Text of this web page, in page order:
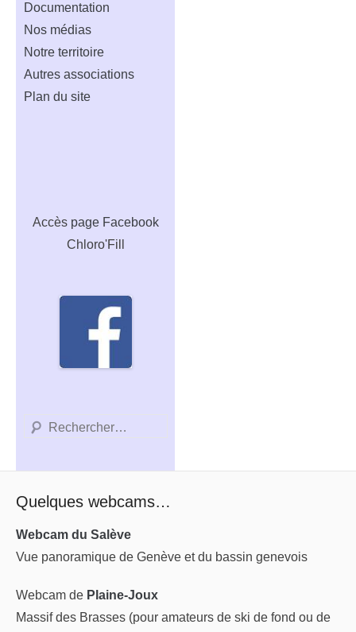
Documentation
Nos médias
Notre territoire
Autres associations
Plan du site
Accès page Facebook
Chloro'Fill
Recherche
Quelques webcams…
Webcam du Salève
Vue panoramique de Genève et du bassin genevois
Webcam de Plaine-Joux
Massif des Brasses (pour amateurs de ski de fond ou de